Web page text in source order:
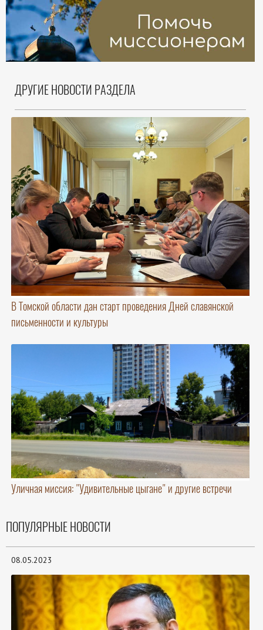
ДРУГИЕ НОВОСТИ РАЗДЕЛА
В Томской области дан старт проведения Дней славянской
письменности и культуры
Уличная миссия: "Удивительные цыгане" и другие встречи
ПОПУЛЯРНЫЕ НОВОСТИ
08.05.2023